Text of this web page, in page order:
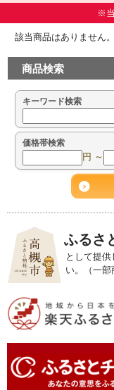
※
該当商品はありません。
商品検索
キーワード検索
価格帯検索
円 ～
ふるさ
として提
い。（一部